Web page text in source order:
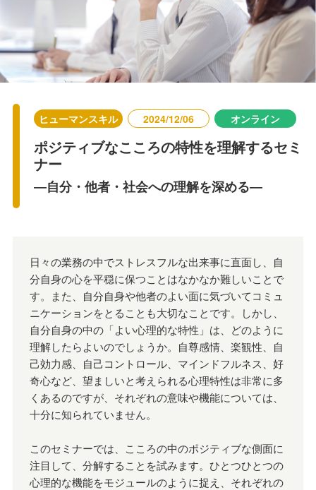
ヒューマンスキル 2024/12/06 オンライン
ポジティブなこころの特性を理解するセミ
ナー
―自分・他者・社会への理解を深める―
日々の業務の中でストレスフルな出来事に直面し、自
分自身の心を平穏に保つことはなかなか難しいことで
す。また、自分自身や他者のよい面に気づいてコミュ
ニケーションをとることも大切なことです。しかし、
自分自身の中の「よい心理的な特性」は、どのように
理解したらよいのでしょうか。自尊感情、楽観性、自
己効力感、自己コントロール、マインドフルネス、好
奇心など、望ましいと考えられる心理特性は非常に多
くあるのですが、それぞれの意味や機能については、
十分に知られていません。
このセミナーでは、こころの中のポジティブな側面に
注目して、分解することを試みます。ひとつひとつの
心理的な機能をモジュールのように捉え、それぞれの